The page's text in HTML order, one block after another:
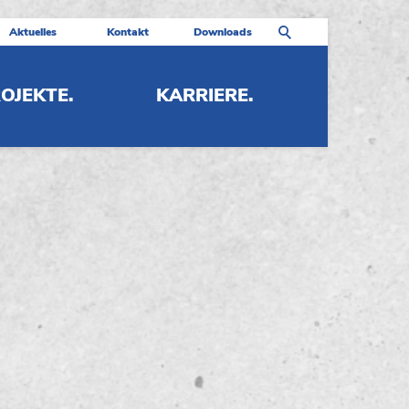
Aktuelles Kontakt Downloads
KARRIERE.